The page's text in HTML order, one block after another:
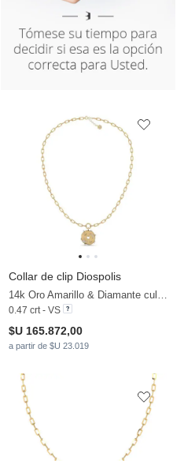
Collar de clip Diospolis
14k Oro Amarillo & Diamante cultivado en laboratorio
0.47 crt - VS
$U 165.872,00
a partir de $U 23.019